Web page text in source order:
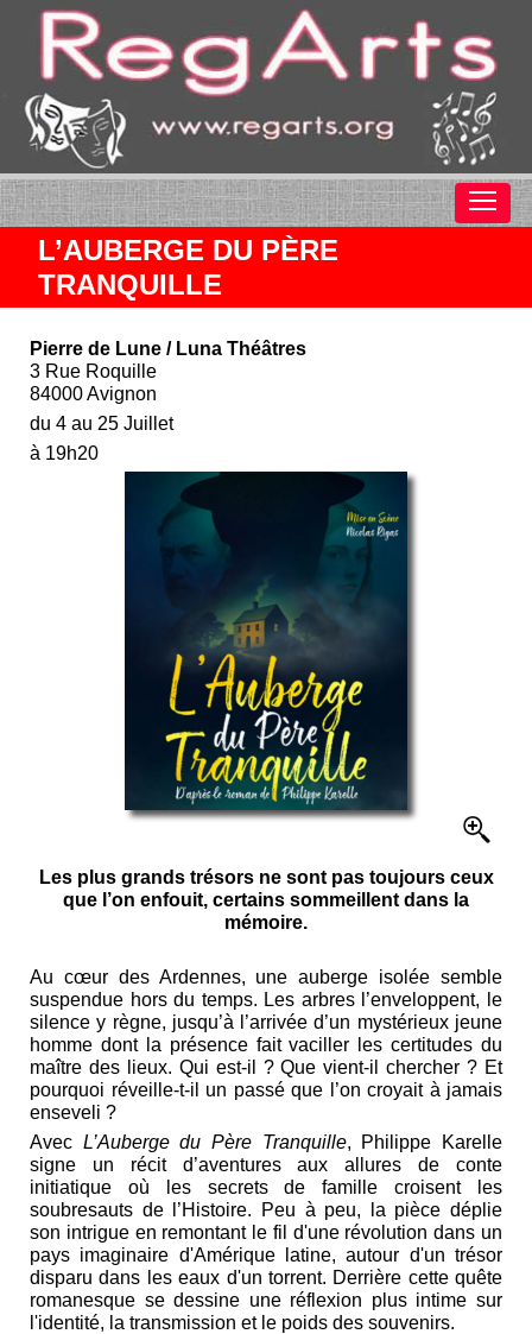
L’AUBERGE DU PÈRE
TRANQUILLE
Pierre de Lune / Luna Théâtres
3 Rue Roquille
84000 Avignon
du 4 au 25 Juillet
à 19h20
Les plus grands trésors ne sont pas toujours ceux
que l’on enfouit, certains sommeillent dans la
mémoire.
Au cœur des Ardennes, une auberge isolée semble
suspendue hors du temps. Les arbres l’enveloppent, le
silence y règne, jusqu’à l’arrivée d’un mystérieux jeune
homme dont la présence fait vaciller les certitudes du
maître des lieux. Qui est-il ? Que vient-il chercher ? Et
pourquoi réveille-t-il un passé que l’on croyait à jamais
enseveli ?
Avec L’Auberge du Père Tranquille, Philippe Karelle
signe un récit d’aventures aux allures de conte
initiatique où les secrets de famille croisent les
soubresauts de l’Histoire. Peu à peu, la pièce déplie
son intrigue en remontant le fil d'une révolution dans un
pays imaginaire d'Amérique latine, autour d'un trésor
disparu dans les eaux d'un torrent. Derrière cette quête
romanesque se dessine une réflexion plus intime sur
l'identité, la transmission et le poids des souvenirs.